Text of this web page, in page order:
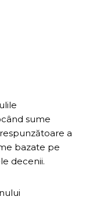
sume
a
bazate pe
decenii.